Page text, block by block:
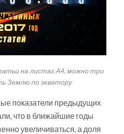
на листах А4, можно три
Землю по экватору
показатели предыдущих
что в ближайшие годы
увеличиваться, а доля